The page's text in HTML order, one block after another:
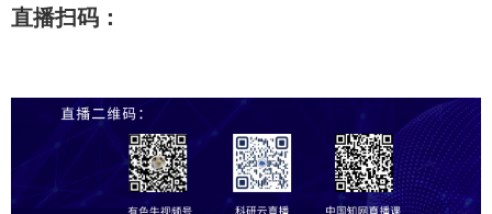
直播扫码：